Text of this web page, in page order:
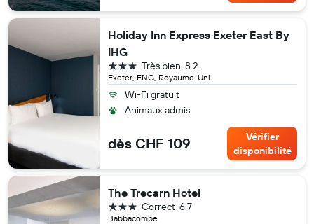
Holiday Inn Express Exeter East By
IHG
Exeter, ENG, Royaume-Uni
8.2
Très bien
3 étoiles
Wi-Fi gratuit
Animaux admis
dès CHF 109
Vérifier
disponibilité
The Trecarn Hotel
Babbacombe
6.7
Correct
3 étoiles